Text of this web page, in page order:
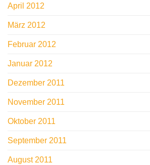
April 2012
März 2012
Februar 2012
Januar 2012
Dezember 2011
November 2011
Oktober 2011
September 2011
August 2011